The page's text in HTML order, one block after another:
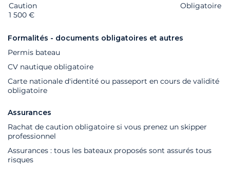
Extras Statut
Caution
Obligatoire
1 500 €
Formalités - documents obligatoires et autres
Permis bateau
CV nautique obligatoire
Carte nationale d'identité ou passeport en cours de validité
obligatoire
Assurances
Rachat de caution obligatoire si vous prenez un skipper
professionnel
Assurances : tous les bateaux proposés sont assurés tous
risques